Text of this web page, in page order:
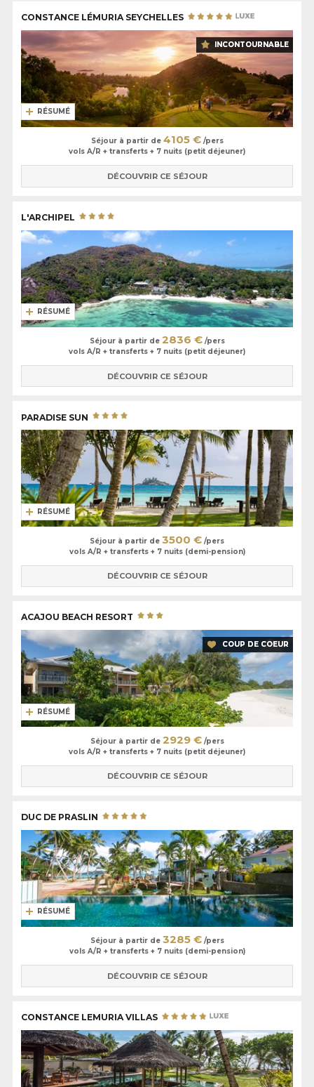
CONSTANCE LÉMURIA SEYCHELLES
INCONTOURNABLE
RÉSUMÉ
Séjour à partir de 4105 €/pers
vols A/R + transferts + 7 nuits (petit déjeuner)
DÉCOUVRIR CE SÉJOUR
L'ARCHIPEL
RÉSUMÉ
Séjour à partir de 2836 €/pers
vols A/R + transferts + 7 nuits (petit déjeuner)
DÉCOUVRIR CE SÉJOUR
PARADISE SUN
RÉSUMÉ
Séjour à partir de 3500 € /pers
vols A/R + transferts + 7 nuits (demi-pension)
DÉCOUVRIR CE SÉJOUR
ACAJOU BEACH RESORT
COUP DE COEUR
RÉSUMÉ
Séjour à partir de 2929 €/pers
vols A/R + transferts + 7 nuits (petit déjeuner)
DÉCOUVRIR CE SÉJOUR
DUC DE PRASLIN
RÉSUMÉ
Séjour à partir de 3285 €/pers
vols A/R + transferts + 7 nuits (demi-pension)
DÉCOUVRIR CE SÉJOUR
CONSTANCE LEMURIA VILLAS